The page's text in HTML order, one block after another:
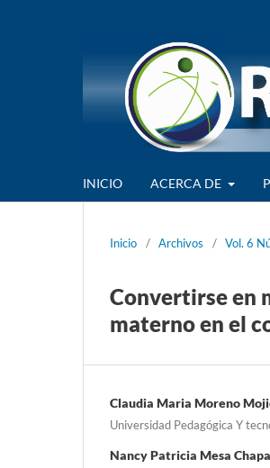
INICIO ACERCA DE
Inicio / Archivos / Vol. 6
Convertirse en
materno en el
Claudia Maria Moreno
Universidad Pedagógica Y
Nancy Patricia Mesa